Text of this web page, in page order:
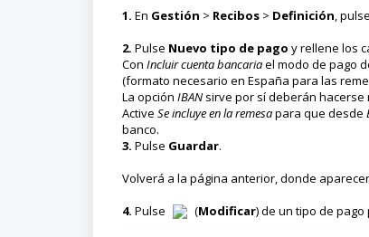
1. En Gestión > Recibos > Definición, pulse
2. Pulse Nuevo tipo de pago y rellene los
Con Incluir cuenta bancariael modo de pago
(formato necesario en España para las
La opción IBAN sirve por sí deberán hacerse
Active Se incluye en la remesapara que desde
banco.
3. Pulse Guardar.
Volverá a la página anterior, donde
4. Pulse (Modificar) de un tipo de